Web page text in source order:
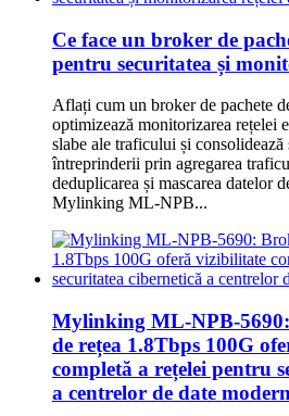
Ce face un broker de
pentru securitatea și
Aflați cum un broker de pachete
optimizează monitorizarea rețelei
slabe ale traficului și consolidează
întreprinderii prin agregarea
deduplicarea și mascarea datelor
Mylinking ML-NPB...
Mylinking ML-NPB-
de rețea 1.8Tbps 100G
completă a rețelei pentru
a centrelor de date